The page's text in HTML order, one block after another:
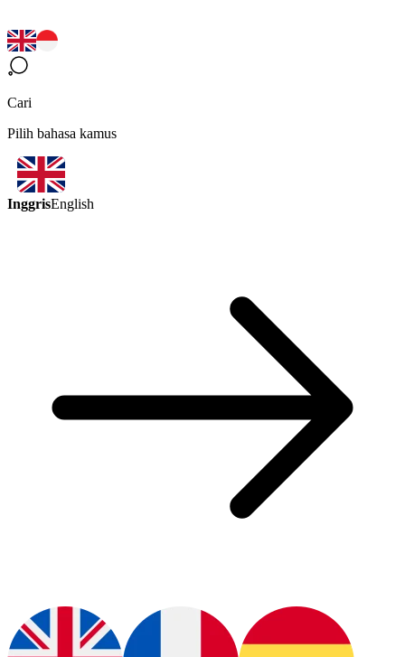
Cari
Pilih bahasa kamus
InggrisEnglish